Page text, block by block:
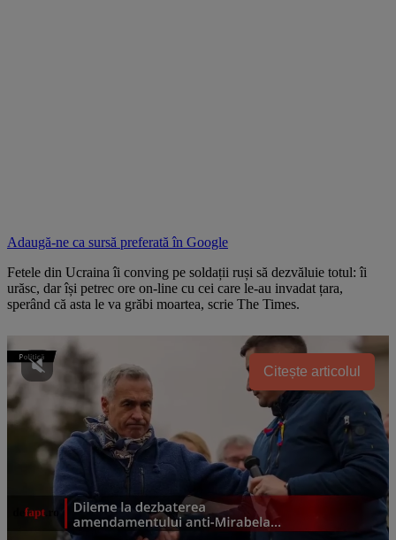
Adaugă-ne ca sursă preferată în Google
Fetele din Ucraina îi conving pe soldații ruși să dezvăluie totul: îi
urăsc, dar își petrec ore on-line cu cei care le-au invadat țara,
sperând că asta le va grăbi moartea, scrie The Times.
Citește articolul